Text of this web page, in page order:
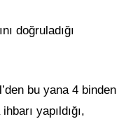
doğruladığı
bu yana 4 binden
yapıldığı,